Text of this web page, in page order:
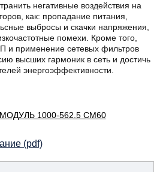
негативные воздействия на
как: пропадание питания,
выбросы и скачки напряжения,
помехи. Кроме того,
и применение сетевых фильтров
высших гармоник в сеть и достичь
энергоэффективности.
(pdf)